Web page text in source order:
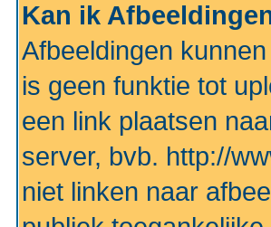
Kan ik
Afbeeldingen
is geen funktie tot
een link plaatsen
server, bvb. http://
niet linken naar